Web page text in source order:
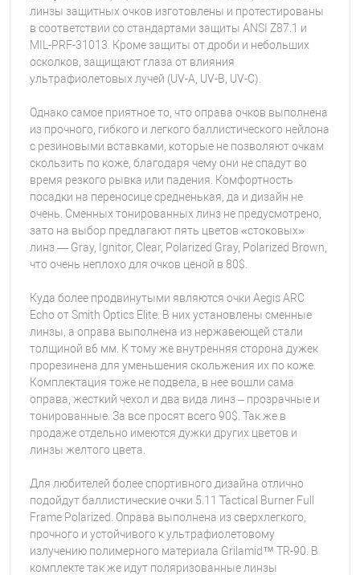
линзы защитных очков изготовлены и протестированы
в соответствии со стандартами защиты ANSI Z87.1 и
MIL-PRF-31013. Кроме защиты от дроби и небольших
осколков, защищают глаза от влияния
ультрафиолетовых лучей (UV-A, UV-B, UV-C).
Однако самое приятное то, что оправа очков выполнена
из прочного, гибкого и легкого баллистического нейлона
с резиновыми вставками, которые не позволяют очкам
скользить по коже, благодаря чему они не спадут во
время резкого рывка или падения. Комфортность
посадки на переносице средненькая, да и дизайн не
очень. Сменных тонированных линз не предусмотрено,
зато на выбор предлагают пять цветов «стоковых»
линз — Gray, Ignitor, Clear, Polarized Gray, Polarized Brown,
что очень неплохо для очков ценой в 80$.
Куда более продвинутыми являются очки Aegis ARC
Echo от Smith Optics Elite. В них установлены сменные
линзы, а оправа выполнена из нержавеющей стали
толщиной в6 мм. К тому же внутренняя сторона дужек
прорезинена для уменьшения скольжения их по коже.
Комплектация тоже не подвела, в нее вошли сама
оправа, жесткий чехол и два вида линз – прозрачные и
тонированные. За все просят всего 90$. Так же в
продаже отдельно имеются дужки других цветов и
линзы желтого цвета.
Для любителей более спортивного дизайна отлично
подойдут баллистические очки 5.11 Tactical Burner Full
Frame Polarized. Оправа выполнена из сверхлегкого,
прочного и устойчивого к ультрафиолетовому
излучению полимерного материала Grilamid™ TR-90. В
комплекте так же идут поляризованные линзы